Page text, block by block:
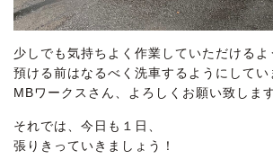
少しでも気持ちよく作業していただけるよ
預ける前はなるべく洗車するようにしてい
MBワークスさん、よろしくお願い致します
それでは、今日も１日、
張りきっていきましょう！